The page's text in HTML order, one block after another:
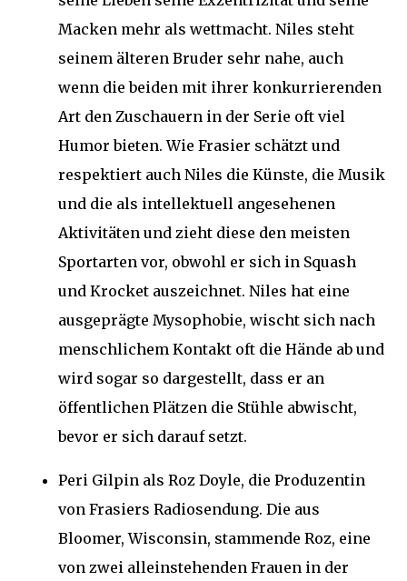
Macken mehr als wettmacht. Niles steht
seinem älteren Bruder sehr nahe, auch
wenn die beiden mit ihrer konkurrierenden
Art den Zuschauern in der Serie oft viel
Humor bieten. Wie Frasier schätzt und
respektiert auch Niles die Künste, die Musik
und die als intellektuell angesehenen
Aktivitäten und zieht diese den meisten
Sportarten vor, obwohl er sich in Squash
und Krocket auszeichnet. Niles hat eine
ausgeprägte Mysophobie, wischt sich nach
menschlichem Kontakt oft die Hände ab und
wird sogar so dargestellt, dass er an
öffentlichen Plätzen die Stühle abwischt,
bevor er sich darauf setzt.
Peri Gilpin als Roz Doyle, die Produzentin
von Frasiers Radiosendung. Die aus
Bloomer, Wisconsin, stammende Roz, eine
von zwei alleinstehenden Frauen in der